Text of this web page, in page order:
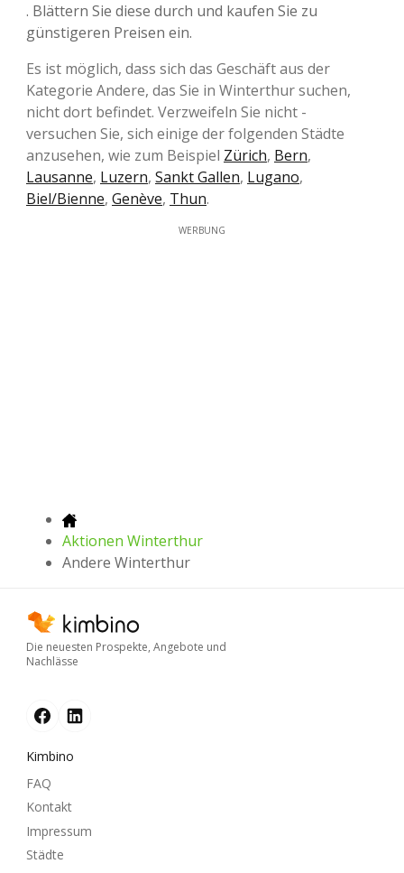
. Blättern Sie diese durch und kaufen Sie zu
günstigeren Preisen ein.
Es ist möglich, dass sich das Geschäft aus der
Kategorie Andere, das Sie in Winterthur suchen,
nicht dort befindet. Verzweifeln Sie nicht -
versuchen Sie, sich einige der folgenden Städte
anzusehen, wie zum Beispiel Zürich, Bern,
Lausanne, Luzern, Sankt Gallen, Lugano,
Biel/Bienne, Genève, Thun.
WERBUNG
Aktionen Winterthur
Andere Winterthur
Die neuesten Prospekte, Angebote und
Nachlässe
Kimbino
FAQ
Kontakt
Impressum
Städte